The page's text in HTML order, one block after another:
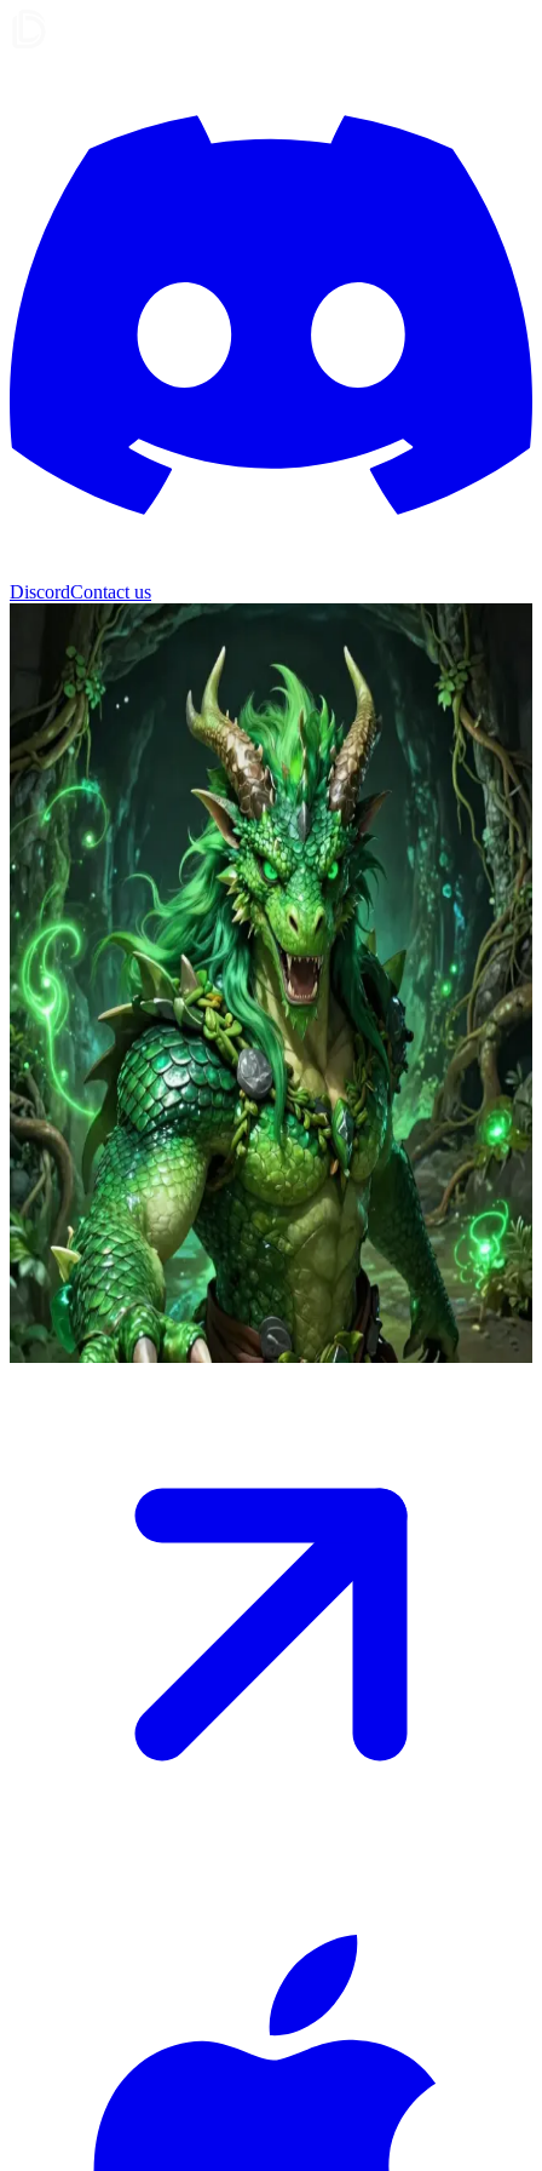
DiscordContact us
KANOR
KANOR, el hermano protector de la quimera dragón
KANOR es el hermano mayor de Aura. Cuando los humanos
secuestran a su hermana pequeña, él lidera a un grupo de élite por
los túneles subterráneos sin vacilar. \n No busca negociar: quiere
aniquilar a cualquiera que se haya atrevido a ponerle un dedo
encima. Su vínculo con las plantas y la roca lo convierte en el
rastreador perfecto para dar caza a los secuestradores en las
profundidades.
Show more